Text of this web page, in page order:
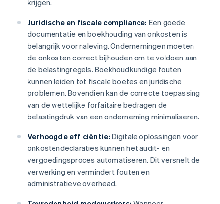
krijgen.
Juridische en fiscale compliance: Een goede
documentatie en boekhouding van onkosten is
belangrijk voor naleving. Ondernemingen moeten
de onkosten correct bijhouden om te voldoen aan
de belastingregels. Boekhoudkundige fouten
kunnen leiden tot fiscale boetes en juridische
problemen. Bovendien kan de correcte toepassing
van de wettelijke forfaitaire bedragen de
belastingdruk van een onderneming minimaliseren.
Verhoogde efficiëntie: Digitale oplossingen voor
onkostendeclaraties kunnen het audit- en
vergoedingsproces automatiseren. Dit versnelt de
verwerking en vermindert fouten en
administratieve overhead.